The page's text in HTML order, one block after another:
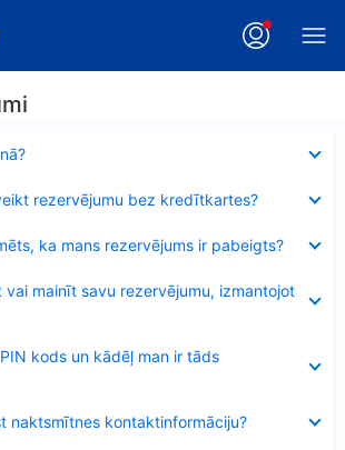
rezervējumu bez kredītkartes?
ka mans rezervējums ir pabeigts?
vai mainīt savu rezervējumu, izmantojot
kods un kādēļ man ir tāds
naktsmītnes kontaktinformāciju?